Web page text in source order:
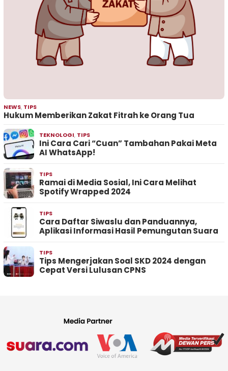
NEWS, TIPS
Hukum Memberikan Zakat Fitrah ke Orang Tua
TEKNOLOGI, TIPS
Ini Cara Cari “Cuan” Tambahan Pakai Meta
AI WhatsApp!
TIPS
Ramai di Media Sosial, Ini Cara Melihat
Spotify Wrapped 2024
TIPS
Cara Daftar Siwaslu dan Panduannya,
Aplikasi Informasi Hasil Pemungutan Suara
TIPS
Tips Mengerjakan Soal SKD 2024 dengan
Cepat Versi Lulusan CPNS